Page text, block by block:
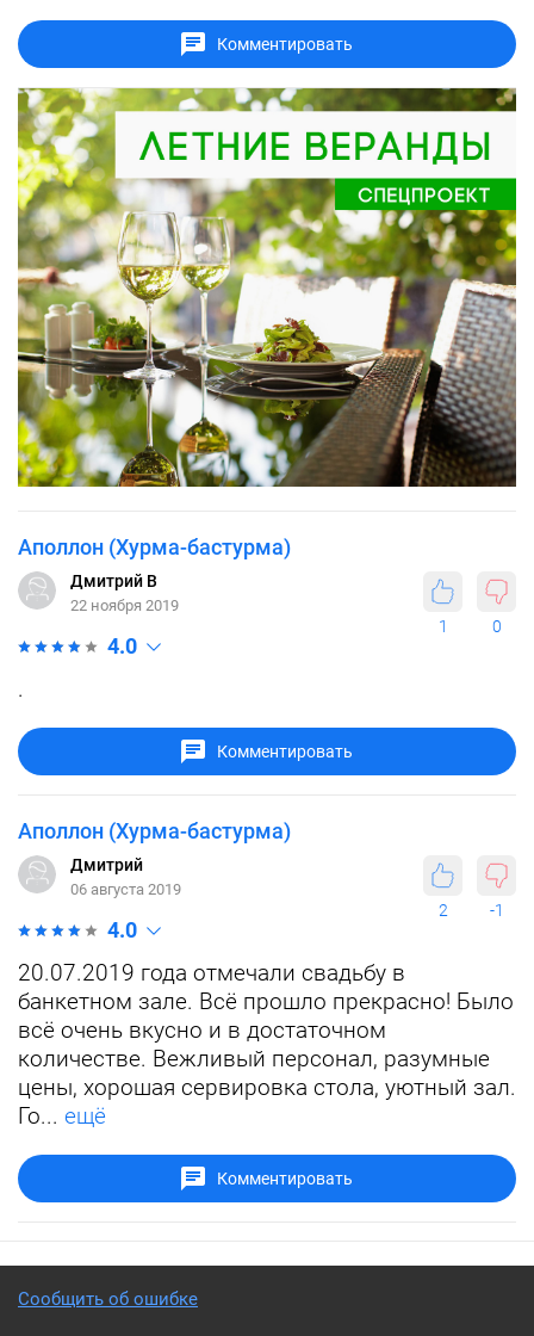
Комментировать
Аполлон (Хурма-бастурма)
1 0
Дмитрий В
22 ноября 2019
4.0
.
Комментировать
Аполлон (Хурма-бастурма)
2 -1
Дмитрий
06 августа 2019
4.0
20.07.2019 года отмечали свадьбу в
банкетном зале. Всё прошло прекрасно! Было
всё очень вкусно и в достаточном
количестве. Вежливый персонал, разумные
цены, хорошая сервировка стола, уютный зал.
Го... ещё
Комментировать
Сообщить об ошибке